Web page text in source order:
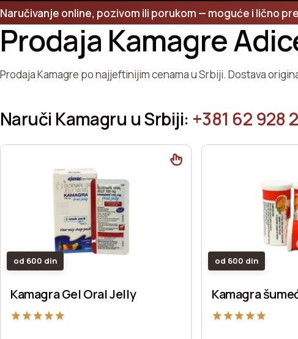
Naručivanje online, pozivom ili porukom — moguće i lično
Prodaja Kamagre
Prodaja Kamagre po najjeftinijim cenama u Srbiji. Dostava
Naruči Kamagru u Srbiji: +381 62 928
od 600 din
Kamagra Gel Oral Jelly
★★★★★
od 600 din
Kamagra
★★★★★